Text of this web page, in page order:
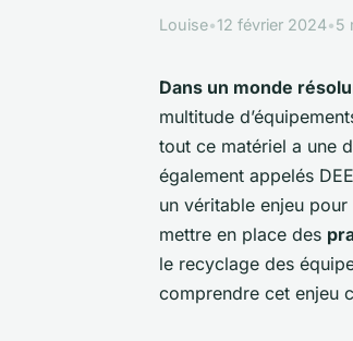
Louise•12 février 2024•5
Dans un monde
multitude
tout ce matériel a une
également appelés
un véritable enjeu
mettre en place des
le recyclage des
comprendre cet enjeu